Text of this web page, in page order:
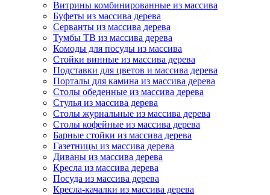
Витрины комбинированные из массива
Буфеты из массива дерева
Серванты из массива дерева
Тумбы ТВ из массива дерева
Комоды для посуды из массива
Стойки винные из массива дерева
Подставки для цветов и массива дерева
Порталы для камина из массива дерева
Столы обеденные из массива дерева
Стулья из массива дерева
Столы журнальные из массива дерева
Столы кофейные из массива дерева
Барные стойки из массива дерева
Газетницы из массива дерева
Диваны из массива дерева
Кресла из массива дерева
Посуда из массива дерева
Кресла-качалки из массива дерева